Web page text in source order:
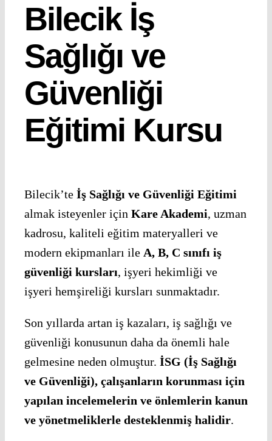
Bilecik İş
Sağlığı ve
Güvenliği
Eğitimi Kursu
Bilecik’te İş Sağlığı ve Güvenliği Eğitimi
almak isteyenler için Kare Akademi, uzman
kadrosu, kaliteli eğitim materyalleri ve
modern ekipmanları ile A, B, C sınıfı iş
güvenliği kursları, işyeri hekimliği ve
işyeri hemşireliği kursları sunmaktadır.
Son yıllarda artan iş kazaları, iş sağlığı ve
güvenliği konusunun daha da önemli hale
gelmesine neden olmuştur. İSG (İş Sağlığı
ve Güvenliği), çalışanların korunması için
yapılan incelemelerin ve önlemlerin kanun
ve yönetmeliklerle desteklenmiş halidir.